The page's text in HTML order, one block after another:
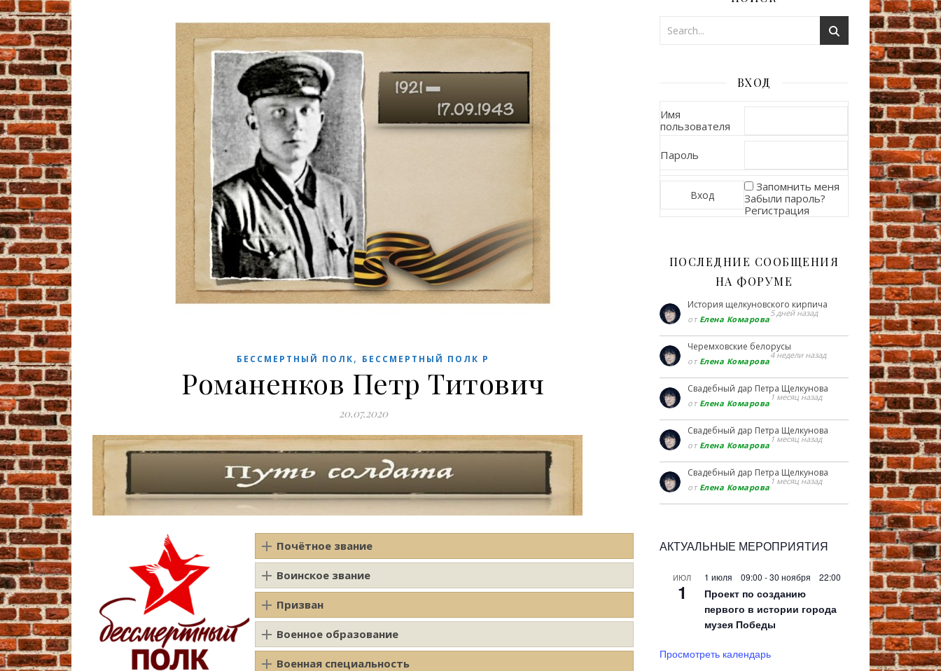
БЕССМЕРТНЫЙ ПОЛК, БЕССМЕРТНЫЙ ПОЛК Р
Романенков Петр Титович
20.07.2020
Почётное звание
Воинское звание
Призван
Военное образование
Военная специальность
ВХОД
Имя
пользователя
Пароль
Запомнить меня
Забыли пароль?
Регистрация
ПОСЛЕДНИЕ СООБЩЕНИЯ
НА ФОРУМЕ
История щелкуновского кирпича
от Елена Комарова
5 дней назад
Черемховские белорусы
от Елена Комарова
4 недели назад
Свадебный дар Петра Щелкунова
от Елена Комарова
1 месяц назад
Свадебный дар Петра Щелкунова
от Елена Комарова
1 месяц назад
Свадебный дар Петра Щелкунова
от Елена Комарова
1 месяц назад
АКТУАЛЬНЫЕ МЕРОПРИЯТИЯ
ИЮЛ
1
1 июля 09:00 -30 ноября 22:00
Проект по созданию
первого в истории города
музея Победы
Просмотреть календарь